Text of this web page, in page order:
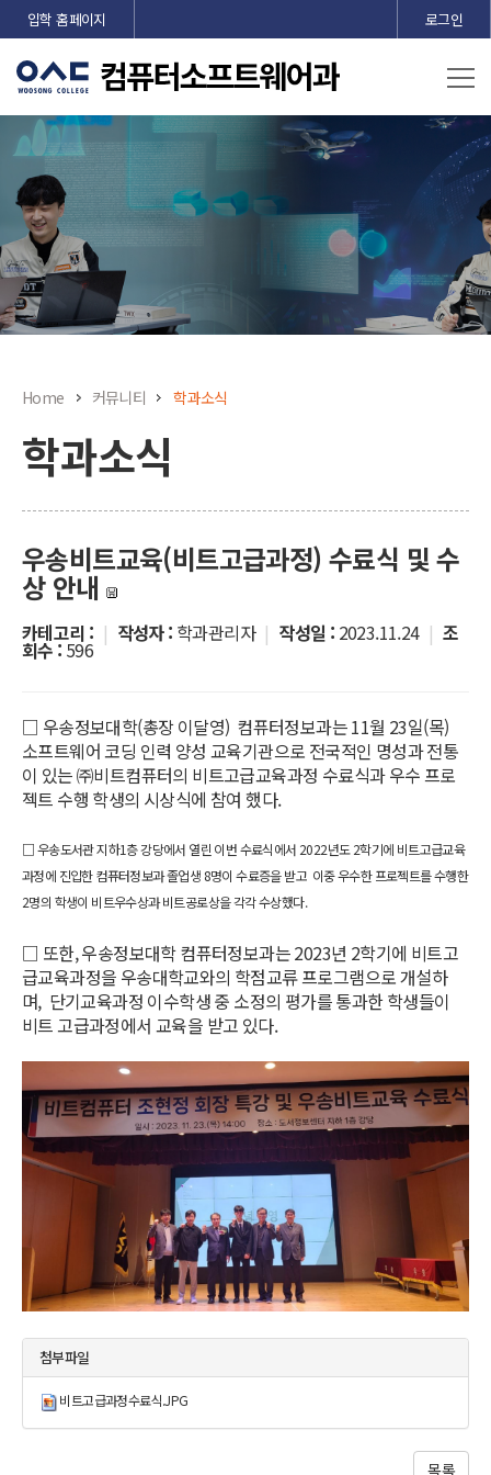
입학 홈페이지 로그인
Home 커뮤니티 학과소식
학과소식
우송비트교육(비트고급과정) 수료식 및 수
상 안내
카테고리 : | 작성자 : 학과관리자 | 작성일 : 2023.11.24 | 조
회수 : 596
□ 우송정보대학(총장 이달영) 컴퓨터정보과는 11월 23일(목)
소프트웨어 코딩 인력 양성 교육기관으로 전국적인 명성과 전통
이 있는 ㈜비트컴퓨터의 비트고급교육과정 수료식과 우수 프로
젝트 수행 학생의 시상식에 참여 했다.
□ 우송도서관 지하1층 강당에서 열린 이번 수료식에서 2022년도 2학기에 비트고급교육
과정에 진입한 컴퓨터정보과 졸업생 8명이 수료증을 받고 이중 우수한 프로젝트를 수행한
2명의 학생이 비트우수상과 비트공로상을 각각 수상했다.
□ 또한, 우송정보대학 컴퓨터정보과는 2023년 2학기에 비트고
급교육과정을 우송대학교와의 학점교류 프로그램으로 개설하
며, 단기교육과정 이수학생 중 소정의 평가를 통과한 학생들이
비트 고급과정에서 교육을 받고 있다.
첨부파일
비트고급과정수료식.JPG
목록